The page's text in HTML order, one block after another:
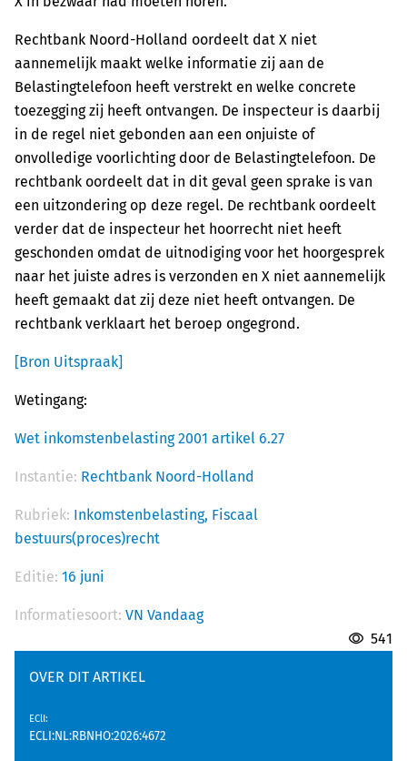
Rechtbank Noord-Holland oordeelt dat X niet
aannemelijk maakt welke informatie zij aan de
Belastingtelefoon heeft verstrekt en welke concrete
toezegging zij heeft ontvangen. De inspecteur is daarbij
in de regel niet gebonden aan een onjuiste of
onvolledige voorlichting door de Belastingtelefoon. De
rechtbank oordeelt dat in dit geval geen sprake is van
een uitzondering op deze regel. De rechtbank oordeelt
verder dat de inspecteur het hoorrecht niet heeft
geschonden omdat de uitnodiging voor het hoorgesprek
naar het juiste adres is verzonden en X niet aannemelijk
heeft gemaakt dat zij deze niet heeft ontvangen. De
rechtbank verklaart het beroep ongegrond.
[Bron Uitspraak]
Wetingang:
Wet inkomstenbelasting 2001 artikel 6.27
Instantie: Rechtbank Noord-Holland
Rubriek: Inkomstenbelasting, Fiscaal
bestuurs(proces)recht
Editie: 16 juni
Informatiesoort: VN Vandaag
541
OVER DIT ARTIKEL
EClI:
ECLI:NL:RBNHO:2026:4672